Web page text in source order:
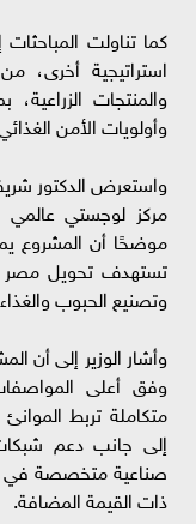
كما تناولت
استراتيجية أخرى،
والمنتجات
وأولويات الأمن
واستعرض الدكتور
مركز لوجستي عالمي
موضحًا أن المشروع
تستهدف تحويل مصر
وتصنيع الحبوب
وأشار الوزير إلى أن
وفق أعلى
متكاملة تربط الموانئ
إلى جانب دعم
صناعية متخصصة في
ذات القيمة المضافة.